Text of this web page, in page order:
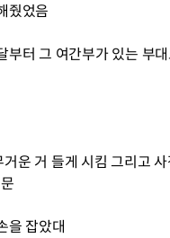
줬었음
터 그 여간부가 있는 부
운 거 들게 시킴 그리고
을 잡았대